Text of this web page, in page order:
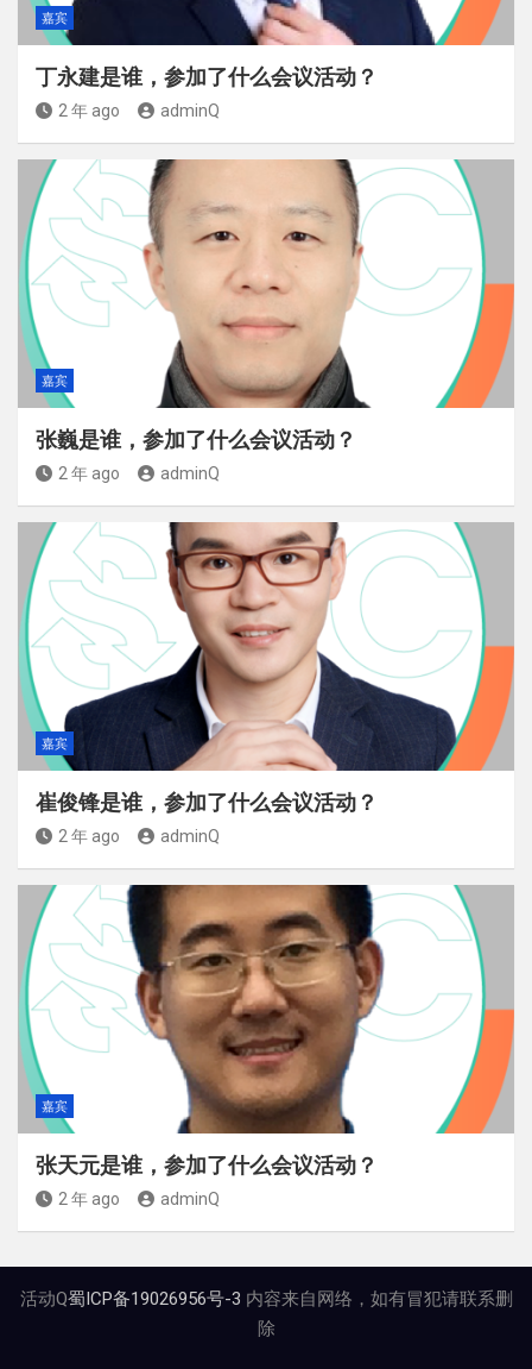
嘉宾
丁永建是谁，参加了什么会议活动？
2 年 ago adminQ
嘉宾
张巍是谁，参加了什么会议活动？
2 年 ago adminQ
嘉宾
崔俊锋是谁，参加了什么会议活动？
2 年 ago adminQ
嘉宾
张天元是谁，参加了什么会议活动？
2 年 ago adminQ
活动Q蜀ICP备19026956号-3 内容来自网络，如有冒犯请联系删
除